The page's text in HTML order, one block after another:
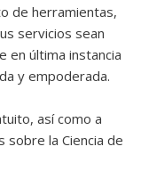
de herramientas,
servicios sean
en última instancia
y empoderada.
así como a
la Ciencia de